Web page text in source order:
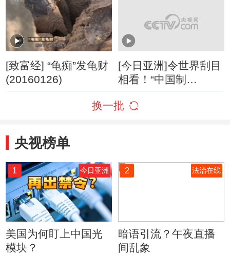
[致富经] “龟痴”发龟财
(20160126)
[今日亚洲]令世界刮目
相看！“中国制
换一批
央视榜单
1 今日亚洲
美国为何盯上中国光
模块？
2 法治在线
暗语引流？午夜直播
间乱象